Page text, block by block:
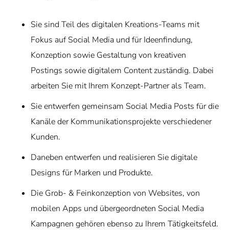
Sie sind Teil des digitalen Kreations-Teams mit
Fokus auf Social Media und für Ideenfindung,
Konzeption sowie Gestaltung von kreativen
Postings sowie digitalem Content zuständig. Dabei
arbeiten Sie mit Ihrem Konzept-Partner als Team.
Sie entwerfen gemeinsam Social Media Posts für die
Kanäle der Kommunikationsprojekte verschiedener
Kunden.
Daneben entwerfen und realisieren Sie digitale
Designs für Marken und Produkte.
Die Grob- & Feinkonzeption von Websites, von
mobilen Apps und übergeordneten Social Media
Kampagnen gehören ebenso zu Ihrem Tätigkeitsfeld.